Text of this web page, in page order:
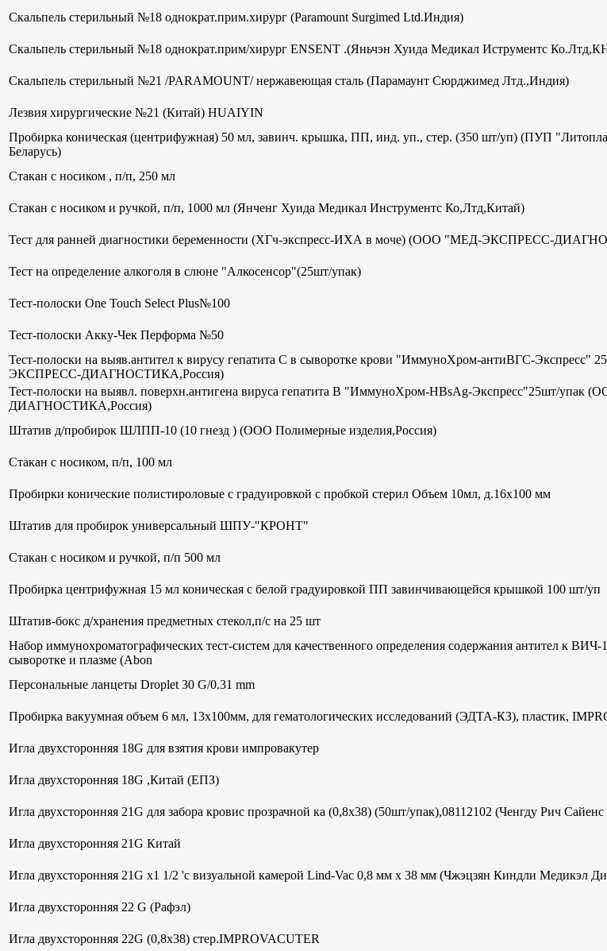
Скальпель стерильный №18 однократ.прим.хирург (Paramount Surgimed Ltd.Индия)
Скальпель стерильный №18 однократ.прим/хирург ENSENT .(Яньчэн Хуида Медикал Иструментс
Скальпель стерильный №21 /PARAMOUNT/ нержавеющая сталь (Парамаунт Сюрджимед Лтд.,Индия)
Лезвия хирургические №21 (Китай) HUAIYIN
Пробирка коническая (центрифужная) 50 мл, завинч. крышка, ПП, инд. уп., стер. (350 шт/уп) (ПУП
Беларусь)
Стакан с носиком , п/п, 250 мл
Стакан с носиком и ручкой, п/п, 1000 мл (Янченг Хуида Медикал Инструментс Ко,Лтд,Китай)
Тест для ранней диагностики беременности (ХГч-экспресс-ИХА в моче) (ООО "МЕД-ЭКСПРЕСС-
Тест на определение алкоголя в слюне "Алкосенсор"(25шт/упак)
Тест-полоски One Touch Select Plus№100
Тест-полоски Акку-Чек Перформа №50
Тест-полоски на выяв.антител к вирусу гепатита С в сыворотке крови "ИммуноХром-антиВГС-
ЭКСПРЕСС-ДИАГНОСТИКА,Россия)
Тест-полоски на выявл. поверхн.антигена вируса гепатита В "ИммуноХром-HBsAg-Экспресс"25шт/
ДИАГНОСТИКА,Россия)
Штатив д/пробирок ШЛПП-10 (10 гнезд ) (ООО Полимерные изделия,Россия)
Стакан с носиком, п/п, 100 мл
Пробирки конические полистироловые с градуировкой с пробкой стерил Объем 10мл, д.16х100 мм
Штатив для пробирок универсальный ШПУ-"КРОНТ"
Стакан с носиком и ручкой, п/п 500 мл
Пробирка центрифужная 15 мл коническая с белой градуировкой ПП завинчивающейся крышкой 100 шт/уп
Штатив-бокс д/хранения предметных стекол,п/с на 25 шт
Набор иммунохроматографических тест-систем для качественного определения содержания антител к
сыворотке и плазме (Abon
Персональные ланцеты Droplet 30 G/0.31 mm
Пробирка вакуумная объем 6 мл, 13х100мм, для гематологических исследований (ЭДТА-КЗ), пластик,
Игла двухсторонняя 18G для взятия крови импровакутер
Игла двухсторонняя 18G ,Китай (ЕПЗ)
Игла двухсторонняя 21G для забора кровис прозрачной ка (0,8х38) (50шт/упак),08112102 (Ченгду Рич
Игла двухсторонняя 21G Китай
Игла двухсторонняя 21G х1 1/2 'с визуальной камерой Lind-Vac 0,8 мм х 38 мм (Чжэцзян Киндли Медикэл
Игла двухсторонняя 22 G (Рафэл)
Игла двухсторонняя 22G (0,8х38) стер.IMPROVACUTER